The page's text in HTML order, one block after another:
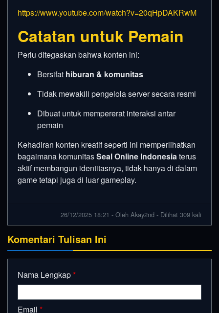
https://www.youtube.com/watch?v=20qHpDAKRwM
Catatan untuk Pemain
Perlu ditegaskan bahwa konten ini:
Bersifat hiburan & komunitas
Tidak mewakili pengelola server secara resmi
Dibuat untuk mempererat interaksi antar
pemain
Kehadiran konten kreatif seperti ini memperlihatkan
bagaimana komunitasSeal Online Indonesiaterus
aktif membangun identitasnya, tidak hanya di dalam
game tetapi juga di luar gameplay.
26/12/2025 18:21 - Oleh Akay2nd - Dilihat 309 kali
Komentari Tulisan Ini
Nama Lengkap*
Email *